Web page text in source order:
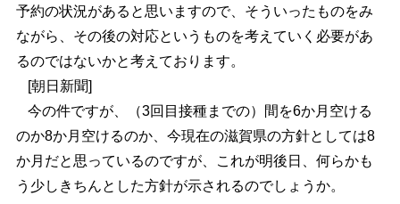
予約の状況があると思いますので、そういったものをみ
ながら、その後の対応というものを考えていく必要があ
るのではないかと考えております。
[朝日新聞]
今の件ですが、（3回目接種までの）間を6か月空ける
のか8か月空けるのか、今現在の滋賀県の方針としては8
か月だと思っているのですが、これが明後日、何らかも
う少しきちんとした方針が示されるのでしょうか。